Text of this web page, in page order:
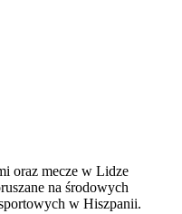
oraz mecze w Lidze
na środowych
w Hiszpanii.